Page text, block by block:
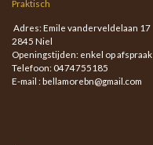
Praktisch
Adres: Emile vanderveldelaan 17
2845 Niel
Openingstijden: enkel op afspraak
Telefoon: 0474755185
E-mail : bellamorebn@gmail.com